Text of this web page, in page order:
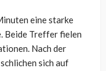
eine starke
Beide Treffer fielen
Nach der
sich auf